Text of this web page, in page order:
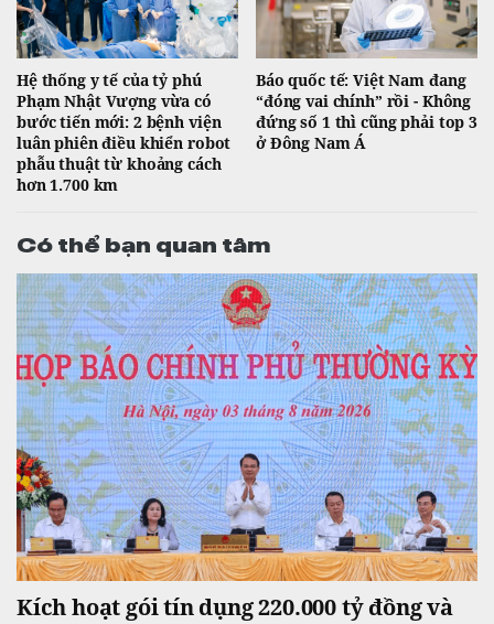
Hệ thống y tế của tỷ phú
Phạm Nhật Vượng vừa có
bước tiến mới: 2 bệnh viện
luân phiên điều khiển robot
phẫu thuật từ khoảng cách
hơn 1.700 km
Báo quốc tế: Việt Nam đang
“đóng vai chính” rồi - Không
đứng số 1 thì cũng phải top 3
ở Đông Nam Á
Có thể bạn quan tâm
Kích hoạt gói tín dụng 220.000 tỷ đồng và